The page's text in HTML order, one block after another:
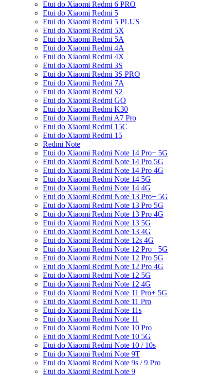
Etui do Xiaomi Redmi 6 PRO
Etui do Xiaomi Redmi 5
Etui do Xiaomi Redmi 5 PLUS
Etui do Xiaomi Redmi 5X
Etui do Xiaomi Redmi 5A
Etui do Xiaomi Redmi 4A
Etui do Xiaomi Redmi 4X
Etui do Xiaomi Redmi 3S
Etui do Xiaomi Redmi 3S PRO
Etui do Xiaomi Redmi 7A
Etui do Xiaomi Redmi S2
Etui do Xiaomi Redmi GO
Etui do Xiaomi Redmi K30
Etui do Xiaomi Redmi A7 Pro
Etui do Xiaomi Redmi 15C
Etui do Xiaomi Redmi 15
Redmi Note
Etui do Xiaomi Redmi Note 14 Pro+ 5G
Etui do Xiaomi Redmi Note 14 Pro 5G
Etui do Xiaomi Redmi Note 14 Pro 4G
Etui do Xiaomi Redmi Note 14 5G
Etui do Xiaomi Redmi Note 14 4G
Etui do Xiaomi Redmi Note 13 Pro+ 5G
Etui do Xiaomi Redmi Note 13 Pro 5G
Etui do Xiaomi Redmi Note 13 Pro 4G
Etui do Xiaomi Redmi Note 13 5G
Etui do Xiaomi Redmi Note 13 4G
Etui do Xiaomi Redmi Note 12s 4G
Etui do Xiaomi Redmi Note 12 Pro+ 5G
Etui do Xiaomi Redmi Note 12 Pro 5G
Etui do Xiaomi Redmi Note 12 Pro 4G
Etui do Xiaomi Redmi Note 12 5G
Etui do Xiaomi Redmi Note 12 4G
Etui do Xiaomi Redmi Note 11 Pro+ 5G
Etui do Xiaomi Redmi Note 11 Pro
Etui do Xiaomi Redmi Note 11s
Etui do Xiaomi Redmi Note 11
Etui do Xiaomi Redmi Note 10 Pro
Etui do Xiaomi Redmi Note 10 5G
Etui do Xiaomi Redmi Note 10 / 10s
Etui do Xiaomi Redmi Note 9T
Etui do Xiaomi Redmi Note 9s / 9 Pro
Etui do Xiaomi Redmi Note 9